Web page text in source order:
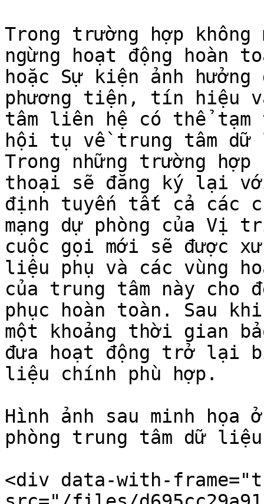
Trong trường hợp không
ngừng hoạt động hoàn
hoặc Sự kiện ảnh
phương tiện, tín hiệu
tâm liên hệ có thể
hội tụ về trung tâm dữ
Trong những trường
thoại sẽ đăng ký lại
định tuyến tất cả các
mạng dự phòng của
cuộc gọi mới sẽ được
liệu phụ và các vùng
của trung tâm này cho
phục hoàn toàn. Sau
một khoảng thời gian
đưa hoạt động trở lại
liệu chính phù hợp.
Hình ảnh sau minh
phòng trung tâm dữ liệu
<div data-with-